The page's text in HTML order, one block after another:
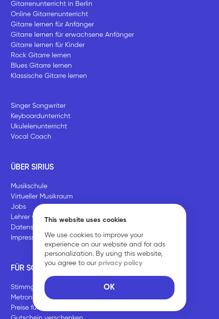
This website uses cookies
We use cookies to improve your
experience on our website and for ads
personalization. By using this website,
you agree to our privacy policy
OK
Gitarrenunterricht in Berlin
Online Gitarrenunterricht
Gitarre lernen für Anfänger
Gitarre lernen für erwachsene Anfänger
Gitarre lernen für Kinder
Rock Gitarre lernen
Blues Gitarre lernen
Klassische Gitarre lernen
Singer Songwriter
Keyboardunterricht
Ukulelenunterricht
Vocal Coach
ÜBER SIRIUS
Musikschule
Virtueller Musikraum
Jobs
Lehrer werden
Datenschutz
Impressum
FÜR SCHÜLER
Stimmgerät
Metronom
Preise für Unterrichtspakete